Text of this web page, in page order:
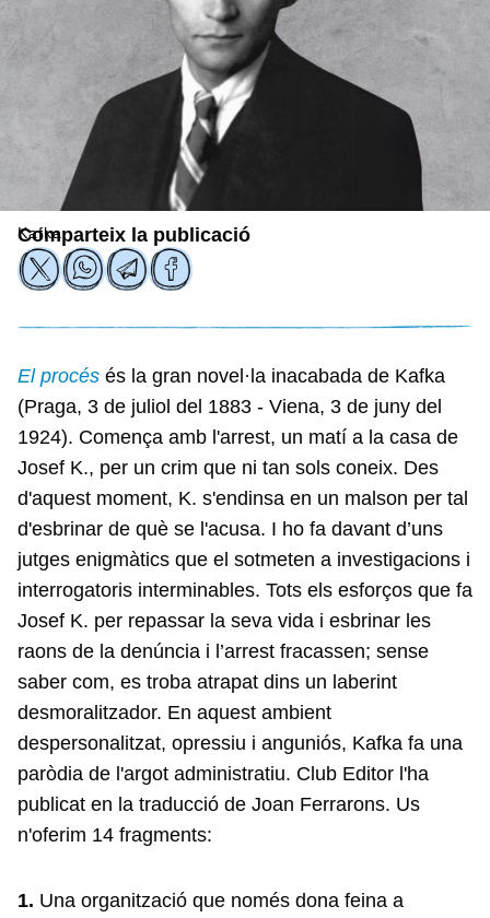
Kafka
Comparteix la publicació
El procés és la gran novel·la inacabada de Kafka
(Praga, 3 de juliol del 1883 - Viena, 3 de juny del
1924). Comença amb l'arrest, un matí a la casa de
Josef K., per un crim que ni tan sols coneix. Des
d'aquest moment, K. s'endinsa en un malson per tal
d'esbrinar de què se l'acusa. I ho fa davant d’uns
jutges enigmàtics que el sotmeten a investigacions i
interrogatoris interminables. Tots els esforços que fa
Josef K. per repassar la seva vida i esbrinar les
raons de la denúncia i l’arrest fracassen; sense
saber com, es troba atrapat dins un laberint
desmoralitzador. En aquest ambient
despersonalitzat, opressiu i anguniós, Kafka fa una
paròdia de l'argot administratiu. Club Editor l'ha
publicat en la traducció de Joan Ferrarons. Us
n'oferim 14 fragments:
1. Una organització que només dona feina a